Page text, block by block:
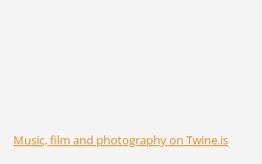
Music, film and photography on Twine.is